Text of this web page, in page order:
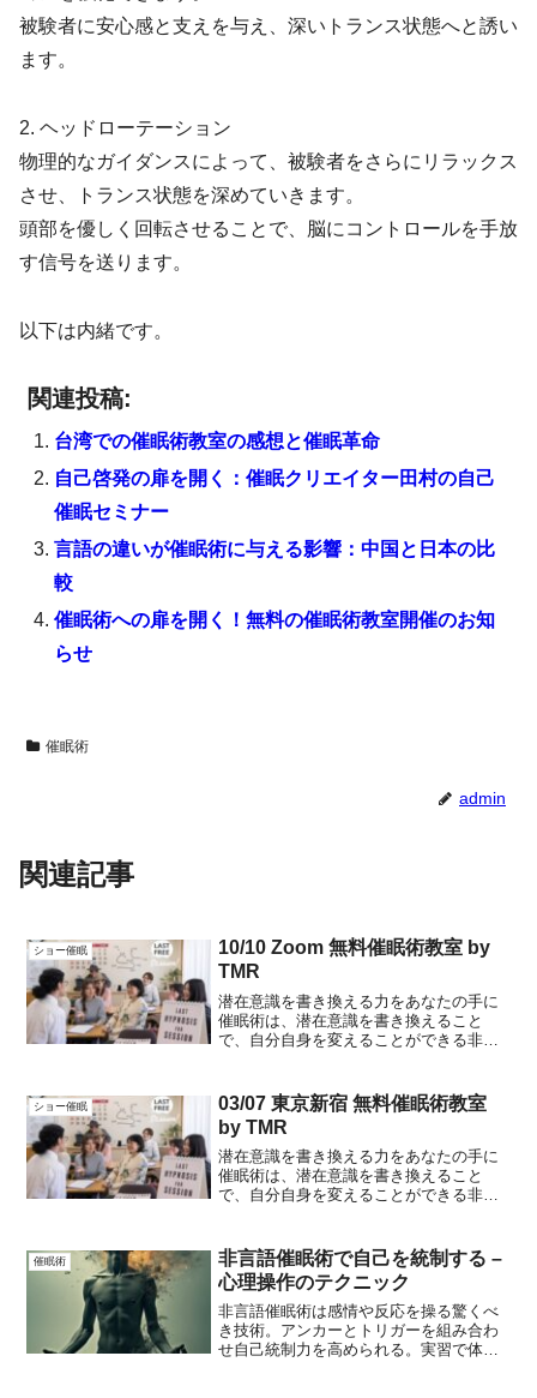
被験者に安心感と支えを与え、深いトランス状態へと誘い
ます。
2. ヘッドローテーション
物理的なガイダンスによって、被験者をさらにリラックス
させ、トランス状態を深めていきます。
頭部を優しく回転させることで、脳にコントロールを手放
す信号を送ります。
以下は内緒です。
関連投稿:
台湾での催眠術教室の感想と催眠革命
自己啓発の扉を開く：催眠クリエイター田村の自己
催眠セミナー
言語の違いが催眠術に与える影響：中国と日本の比
較
催眠術への扉を開く！無料の催眠術教室開催のお知
らせ
催眠術
admin
関連記事
ショー催眠
10/10 Zoom 無料催眠術教室 by
TMR
潜在意識を書き換える力をあなたの手に
催眠術は、潜在意識を書き換えること
で、自分自身を変えることができる非常
る力を持つことができます。また、友人
や家族の人生を良い方向に導...
ショー催眠
03/07 東京新宿 無料催眠術教室
by TMR
潜在意識を書き換える力をあなたの手に
催眠術は、潜在意識を書き換えること
で、自分自身を変えることができる非常
る力を持つことができます。また、友人
や家族の人生を良い方向に導...
催眠術
非言語催眠術で自己を統制する –
心理操作のテクニック
非言語催眠術は感情や反応を操る驚くべ
き技術。アンカーとトリガーを組み合わ
せ自己統制力を高められる。実習で体験